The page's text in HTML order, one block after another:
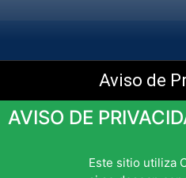
Aviso de
AVISO DE
Este sitio utiliza